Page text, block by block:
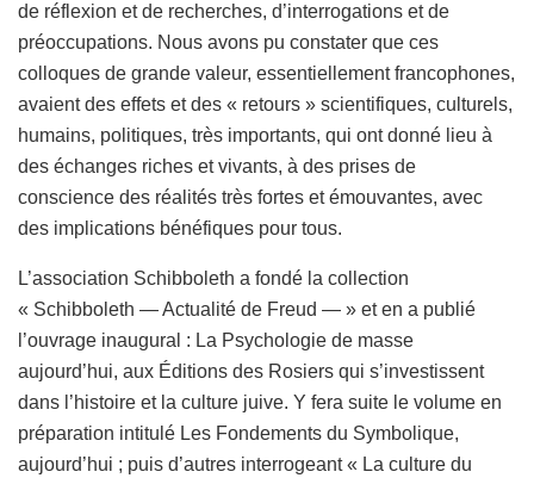
de réflexion et de recherches, d’interrogations et de
préoccupations. Nous avons pu constater que ces
colloques de grande valeur, essentiellement francophones,
avaient des effets et des « retours » scientifiques, culturels,
humains, politiques, très importants, qui ont donné lieu à
des échanges riches et vivants, à des prises de
conscience des réalités très fortes et émouvantes, avec
des implications bénéfiques pour tous.
L’association Schibboleth a fondé la collection
« Schibboleth — Actualité de Freud — » et en a publié
l’ouvrage inaugural : La Psychologie de masse
aujourd’hui, aux Éditions des Rosiers qui s’investissent
dans l’histoire et la culture juive. Y fera suite le volume en
préparation intitulé Les Fondements du Symbolique,
aujourd’hui ; puis d’autres interrogeant « La culture du